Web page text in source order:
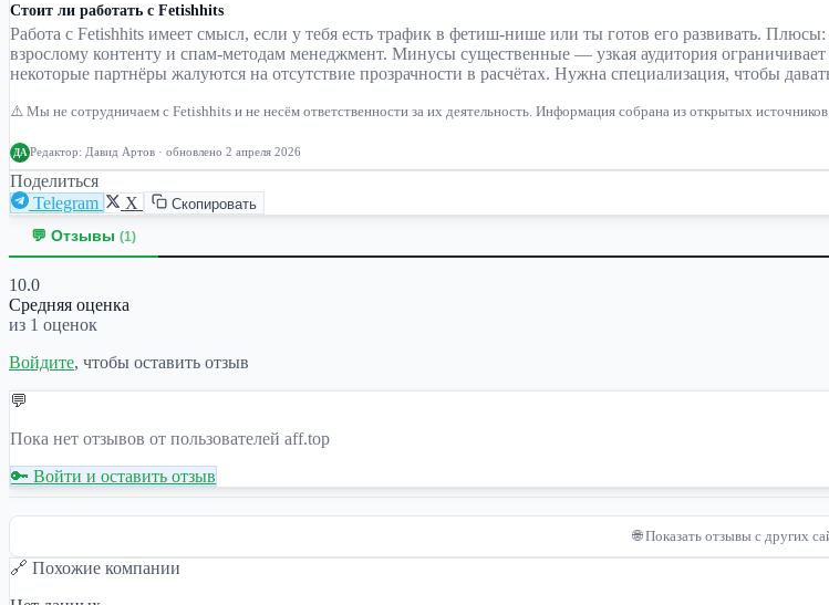
Стоит ли работать с Fetishhits
Работа с Fetishhits имеет смысл, если у тебя есть трафик в фетиш-нише или ты готов его развивать.
взрослому контенту и спам-методам менеджмент. Минусы существенные — узкая аудитория
некоторые партнёры жалуются на отсутствие прозрачности в расчётах. Нужна специализация, чтобы давать
⚠️ Мы не сотрудничаем с Fetishhits и не несём ответственности за их деятельность. Информация собрана из открытых источников.
ДА Редактор: Давид Артов · обновлено 2 апреля 2026
Поделиться
Telegram
X Скопировать
💬 Отзывы (1)
10.0
Средняя оценка
из 1 оценок
Войдите, чтобы оставить отзыв
💬
Пока нет отзывов от пользователей aff.top
🔑 Войти и оставить отзыв
🌐 Показать отзывы с других
🔗 Похожие компании